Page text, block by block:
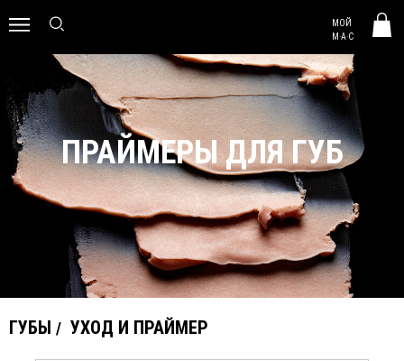
МОЙ
M·A·C
ПРАЙМЕРЫ ДЛЯ ГУБ
ГУБЫ УХОД И ПРАЙМЕР